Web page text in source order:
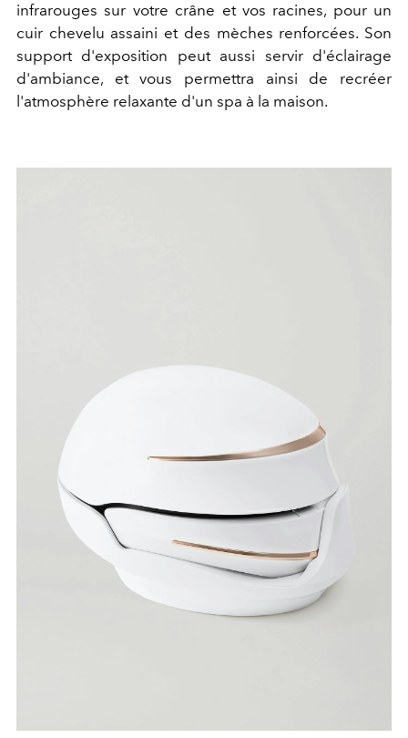
infrarouges sur votre crâne et vos racines, pour un
cuir chevelu assaini et des mèches renforcées. Son
support d'exposition peut aussi servir d'éclairage
d'ambiance, et vous permettra ainsi de recréer
l'atmosphère relaxante d'un spa à la maison.